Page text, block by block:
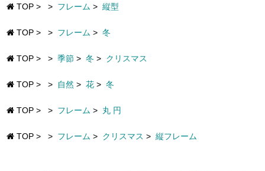
TOP > > フレーム > 縦型
TOP > > フレーム > 冬
TOP > > 季節 > 冬 > クリスマス
TOP > > 自然 > 花 > 冬
TOP > > フレーム > 丸 円
TOP > > フレーム > クリスマス > 縦フレーム